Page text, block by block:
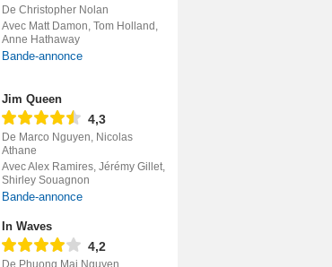
De Christopher Nolan
Avec Matt Damon, Tom Holland,
Anne Hathaway
Bande-annonce
Jim Queen
4,3
De Marco Nguyen, Nicolas
Athane
Avec Alex Ramires, Jérémy Gillet,
Shirley Souagnon
Bande-annonce
In Waves
4,2
De Phuong Mai Nguyen